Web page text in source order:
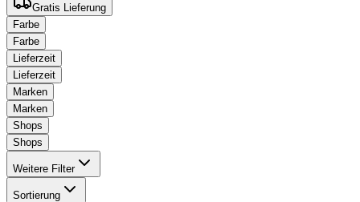
Gratis Lieferung
Farbe
Farbe
Lieferzeit
Lieferzeit
Marken
Marken
Shops
Shops
Weitere Filter
Sortierung